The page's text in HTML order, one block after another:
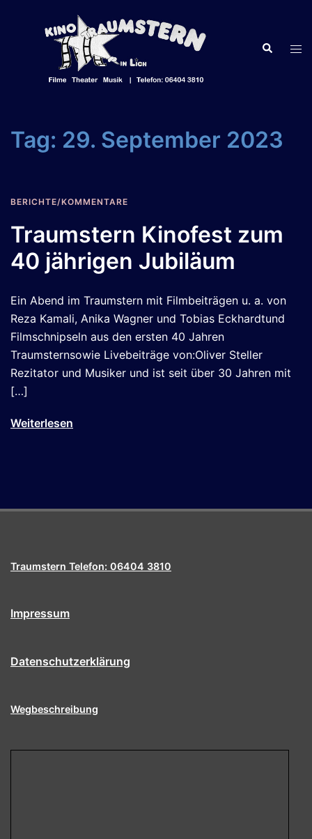
Suche
Tag: 29. September 2023
BERICHTE/KOMMENTARE
Traumstern Kinofest zum
40 jährigen Jubiläum
Ein Abend im Traumstern mit Filmbeiträgen u. a. von
Reza Kamali, Anika Wagner und Tobias Eckhardtund
Filmschnipseln aus den ersten 40 Jahren
Traumsternsowie Livebeiträge von:Oliver Steller
Rezitator und Musiker und ist seit über 30 Jahren mit
[…]
Weiterlesen
Traumstern Telefon: 06404 3810
Impressum
Datenschutzerklärung
Wegbeschreibung